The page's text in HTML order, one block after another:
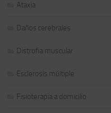
Ataxia
Daños cerebrales
Distrofia muscular
Esclerosis múltiple
Fisioterapia a domicilio